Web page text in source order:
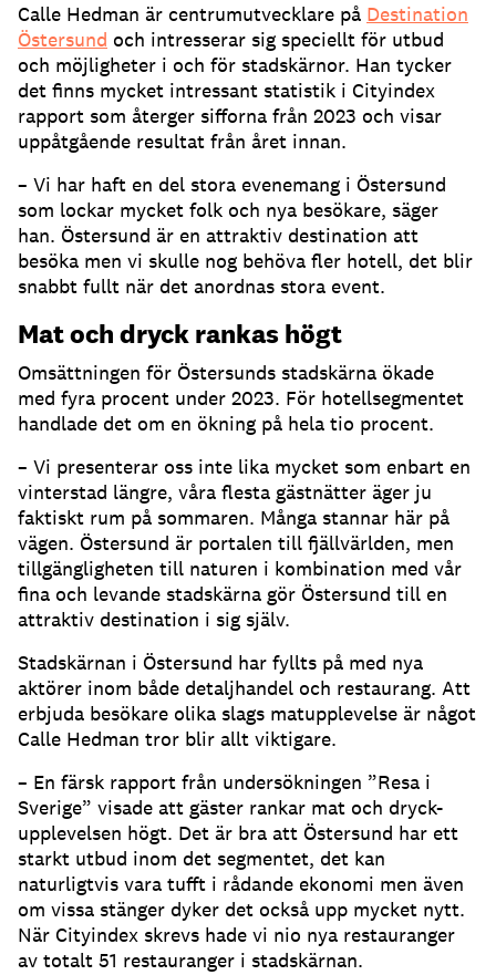
Calle Hedman är centrumutvecklare på Destination
Östersund och intresserar sig speciellt för utbud
och möjligheter i och för stadskärnor. Han tycker
det finns mycket intressant statistik i Cityindex
rapport som återger sifforna från 2023 och visar
uppåtgående resultat från året innan.
– Vi har haft en del stora evenemang i Östersund
som lockar mycket folk och nya besökare, säger
han. Östersund är en attraktiv destination att
besöka men vi skulle nog behöva fler hotell, det blir
snabbt fullt när det anordnas stora event.
Mat och dryck rankas högt
Omsättningen för Östersunds stadskärna ökade
med fyra procent under 2023. För hotellsegmentet
handlade det om en ökning på hela tio procent.
– Vi presenterar oss inte lika mycket som enbart en
vinterstad längre, våra flesta gästnätter äger ju
faktiskt rum på sommaren. Många stannar här på
vägen. Östersund är portalen till fjällvärlden, men
tillgängligheten till naturen i kombination med vår
fina och levande stadskärna gör Östersund till en
attraktiv destination i sig själv.
Stadskärnan i Östersund har fyllts på med nya
aktörer inom både detaljhandel och restaurang. Att
erbjuda besökare olika slags matupplevelse är något
Calle Hedman tror blir allt viktigare.
– En färsk rapport från undersökningen ”Resa i
Sverige” visade att gäster rankar mat och dryck-
upplevelsen högt. Det är bra att Östersund har ett
starkt utbud inom det segmentet, det kan
naturligtvis vara tufft i rådande ekonomi men även
om vissa stänger dyker det också upp mycket nytt.
När Cityindex skrevs hade vi nio nya restauranger
av totalt 51 restauranger i stadskärnan.